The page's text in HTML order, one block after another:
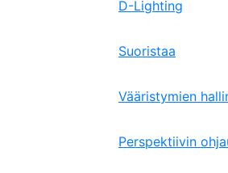
D-Lighting
Suoristaa
Vääristymien
Perspektiivin